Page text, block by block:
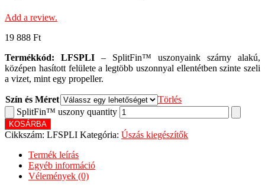
Add a review.
19 888 Ft
Termékkód: LFSPLI – SplitFin™ uszonyaink szárny alakú,
középen hasított felülete a legtöbb uszonnyal ellentétben szinte szeli
a vizet, mint egy propeller.
Szín és Méret
Törlés
SplitFin™ uszony quantity
KOSÁRBA
Cikkszám: LFSPLI Kategória: Úszás kiegészítők
Termék leírás
Egyéb információ
Vélemények (0)